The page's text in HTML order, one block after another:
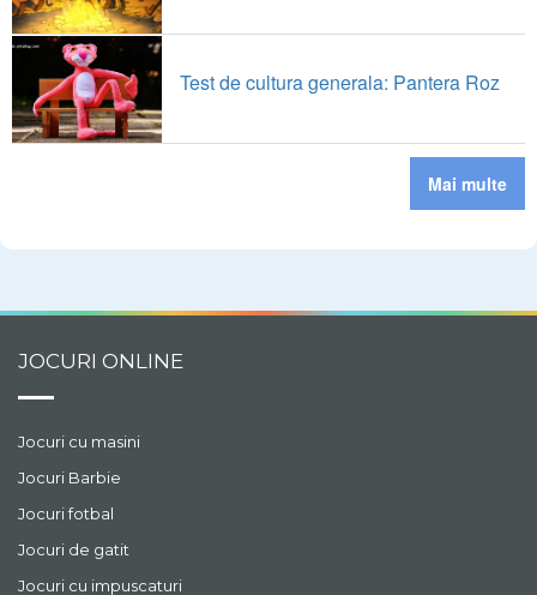
Test de cultura generala: Pantera Roz
Mai multe
JOCURI ONLINE
Jocuri cu masini
Jocuri Barbie
Jocuri fotbal
Jocuri de gatit
Jocuri cu impuscaturi